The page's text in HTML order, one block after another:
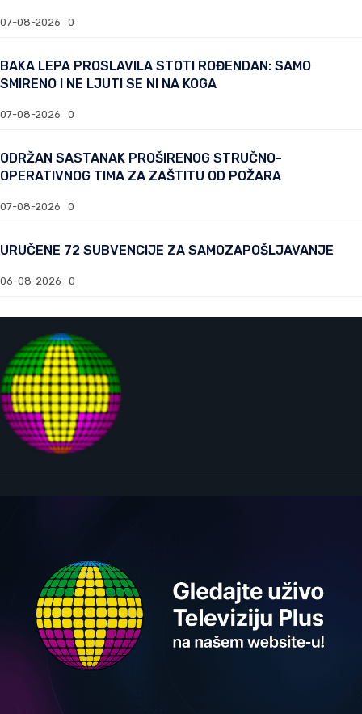
07-08-2026 0
BAKA LEPA PROSLAVILA STOTI ROĐENDAN: SAMO
SMIRENO I NE LJUTI SE NI NA KOGA
07-08-2026 0
ODRŽAN SASTANAK PROŠIRENOG STRUČNO-
OPERATIVNOG TIMA ZA ZAŠTITU OD POŽARA
07-08-2026 0
URUČENE 72 SUBVENCIJE ZA SAMOZAPOŠLJAVANJE
06-08-2026 0